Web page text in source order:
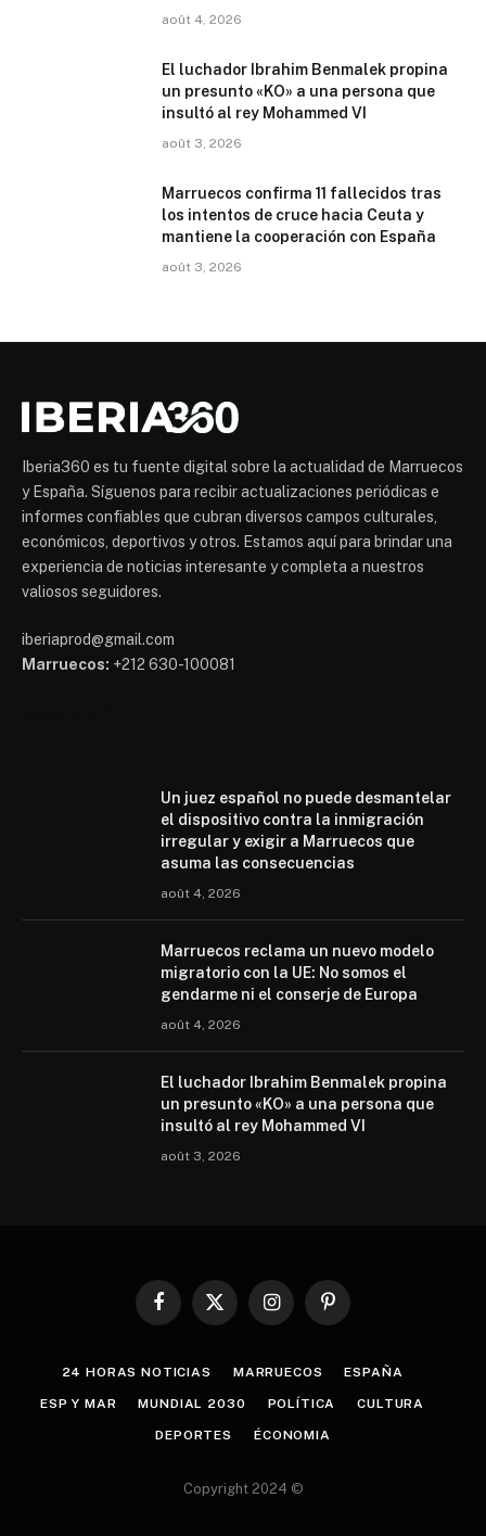
août 4, 2026
El luchador Ibrahim Benmalek propina
un presunto «KO» a una persona que
insultó al rey Mohammed VI
août 3, 2026
Marruecos confirma 11 fallecidos tras
los intentos de cruce hacia Ceuta y
mantiene la cooperación con España
août 3, 2026
Iberia360 es tu fuente digital sobre la actualidad de Marruecos
y España. Síguenos para recibir actualizaciones periódicas e
informes confiables que cubran diversos campos culturales,
económicos, deportivos y otros. Estamos aquí para brindar una
experiencia de noticias interesante y completa a nuestros
valiosos seguidores.
iberiaprod@gmail.com
Marruecos: +212 630-100081
Un juez español no puede desmantelar
el dispositivo contra la inmigración
irregular y exigir a Marruecos que
asuma las consecuencias
août 4, 2026
Marruecos reclama un nuevo modelo
migratorio con la UE: No somos el
gendarme ni el conserje de Europa
août 4, 2026
El luchador Ibrahim Benmalek propina
un presunto «KO» a una persona que
insultó al rey Mohammed VI
août 3, 2026
Facebook
X
InstagramPinterest
24 HORAS NOTICIAS MARRUECOS ESPAÑA
ESP Y MAR MUNDIAL 2030 POLÍTICA CULTURA
DEPORTES ÉCONOMIA
Copyright 2024 ©